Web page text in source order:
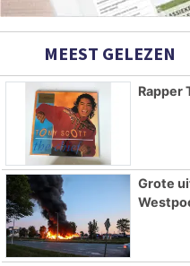
MEEST GELEZEN
Rapper
Grote